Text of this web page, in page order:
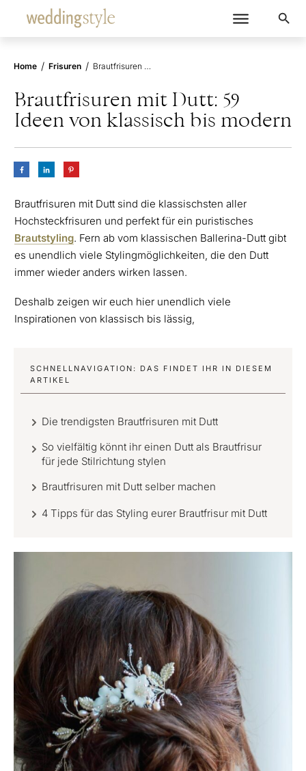
Home / Frisuren / Brautfrisuren mit Dutt: 59 Ideen von klassisch bis modern
Brautfrisuren mit Dutt: 59
Ideen von klassisch bis modern
Brautfrisuren mit Dutt sind die klassischsten aller
Hochsteckfrisuren und perfekt für ein puristisches
Brautstyling. Fern ab vom klassischen Ballerina-Dutt gibt
es unendlich viele Stylingmöglichkeiten, die den Dutt
immer wieder anders wirken lassen.
Deshalb zeigen wir euch hier unendlich viele
Inspirationen von klassisch bis lässig,
SCHNELLNAVIGATION: DAS FINDET IHR IN DIESEM
ARTIKEL
Die trendigsten Brautfrisuren mit Dutt
So vielfältig könnt ihr einen Dutt als Brautfrisur
für jede Stilrichtung stylen
Brautfrisuren mit Dutt selber machen
4 Tipps für das Styling eurer Brautfrisur mit Dutt